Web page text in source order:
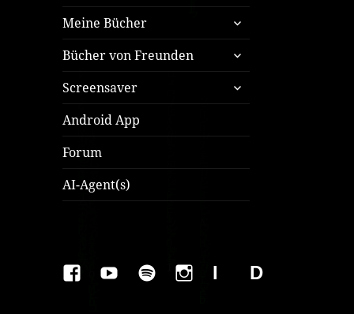
Meine Bücher
untermenü
öffnen
Bücher von Freunden
untermenü
öffnen
Screensaver
untermenü
öffnen
Android App
Forum
AI-Agent(s)
FAKEBOOK
YOUTUBESPOTIFYINSTAGRAM
IMPRESSUM